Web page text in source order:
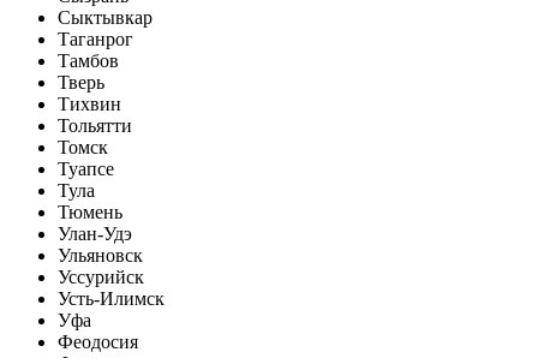
Сыктывкар
Таганрог
Тамбов
Тверь
Тихвин
Тольятти
Томск
Туапсе
Тула
Тюмень
Улан-Удэ
Ульяновск
Уссурийск
Усть-Илимск
Уфа
Феодосия